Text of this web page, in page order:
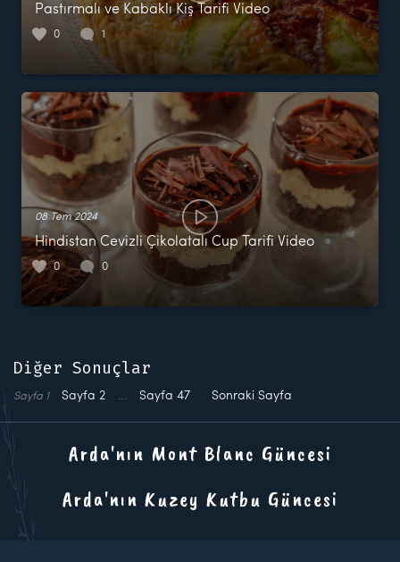
Pastırmalı ve Kabaklı Kiş Tarifi Video
0 1
08 Tem 2024
Hindistan Cevizli Çikolatalı Cup Tarifi Video
0 0
Diğer Sonuçlar
Sayfa 1 Sayfa 2 … Sayfa 47 Sonraki Sayfa
Arda'nın Mont Blanc Güncesi
Arda'nın Kuzey Kutbu Güncesi